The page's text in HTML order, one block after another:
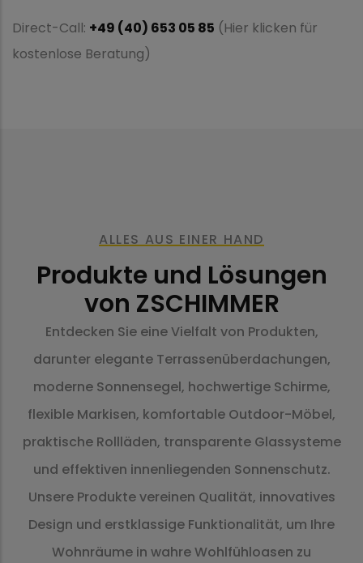
Direct-Call: +49 (40) 653 05 85 (Hier klicken für
kostenlose Beratung)
ALLES AUS EINER HAND
Produkte und Lösungen
von ZSCHIMMER
Entdecken Sie eine Vielfalt von Produkten,
darunter elegante Terrassenüberdachungen,
moderne Sonnensegel, hochwertige Schirme,
flexible Markisen, komfortable Outdoor-Möbel,
praktische Rollläden, transparente Glassysteme
und effektiven innenliegenden Sonnenschutz.
Unsere Produkte vereinen Qualität, innovatives
Design und erstklassige Funktionalität, um Ihre
Wohnräume in wahre Wohlfühloasen zu